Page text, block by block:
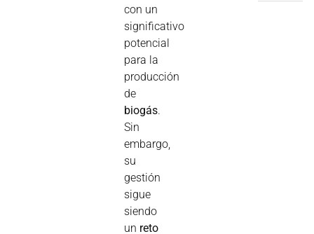
con un
significativo
potencial
para la
producción
de
biogás.
Sin
embargo,
su
gestión
sigue
siendo
un reto